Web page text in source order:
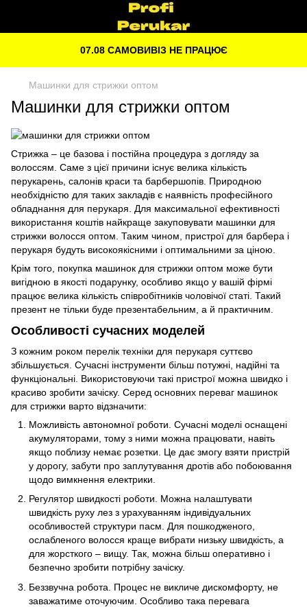
07.08 САМОВИВІЗ НЕ ПРАЦЮЄ
Машинки для стрижки оптом
Машинки для стрижки оптом
Стрижка – це базова і постійна процедура з догляду за
волоссям. Саме з цієї причини існує велика кількість
перукарень, салонів краси та барбершопів. Природною
необхідністю для таких закладів є наявність професійного
обладнання для перукаря. Для максимальної ефективності
використання коштів найкраще закуповувати машинки для
стрижки волосся оптом. Таким чином, пристрої для барбера і
перукаря будуть високоякісними і оптимальними за ціною.
Крім того, покупка машинок для стрижки оптом може бути
вигідною в якості подарунку, особливо якщо у вашій фірмі
працює велика кількість співробітників чоловічої статі. Такий
презент не тільки буде презентабельним, а й практичним.
Особливості сучасних моделей
З кожним роком перелік техніки для перукаря суттєво
збільшується. Сучасні інструменти більш потужні, надійні та
функціональні. Використовуючи такі пристрої можна швидко і
красиво зробити зачіску. Серед основних переваг машинок
для стрижки варто відзначити:
Можливість автономної роботи. Сучасні моделі оснащені
акумуляторами, тому з ними можна працювати, навіть
якщо поблизу немає розетки. Це дає змогу взяти пристрій
у дорогу, забути про заплутування дротів або побоювання
щодо вимкнення електрики.
Регулятор швидкості роботи. Можна налаштувати
швидкість руху лез з урахуванням індивідуальних
особливостей структури пасм. Для пошкодженого,
ослабленого волосся краще вибрати низьку швидкість, а
для жорсткого – вищу. Так, можна більш оперативно і
безпечно зробити потрібну зачіску.
Беззвучна робота. Процес не викличе дискомфорту, не
заважатиме оточуючим. Особливо така перевага